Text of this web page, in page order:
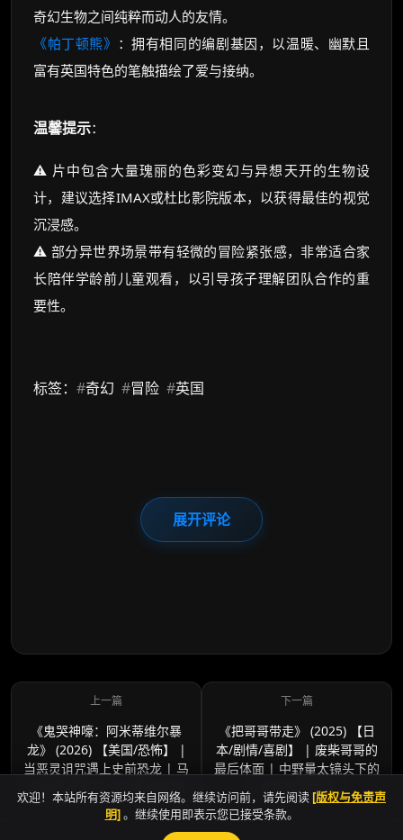
奇幻生物之间纯粹而动人的友情。
《帕丁顿熊》 ：拥有相同的编剧基因，以温暖、幽默且
富有英国特色的笔触描绘了爱与接纳。
温馨提示：
⚠️ 片中包含大量瑰丽的色彩变幻与异想天开的生物设
计，建议选择IMAX或杜比影院版本，以获得最佳的视觉
沉浸感。
⚠️ 部分异世界场景带有轻微的冒险紧张感，非常适合家
长陪伴学龄前儿童观看，以引导孩子理解团队合作的重
要性。
标签： #奇幻 #冒险 #英国
展开评论
《鬼哭神嚎：阿米蒂维尔暴
龙》 (2026) 【美国/恐怖】 |
当恶灵诅咒遇上史前恐龙 | 马
克·波洛尼亚又一狂想B级力作
《把哥哥带走》 (2025) 【日
本/剧情/喜剧】 | 废柴哥哥的
最后体面 | 中野量太镜头下的
生死治愈物语
欢迎！本站所有资源均来自网络。继续访问前，请先阅读 [版权与免责声
明]。继续使用即表示您已接受条款。